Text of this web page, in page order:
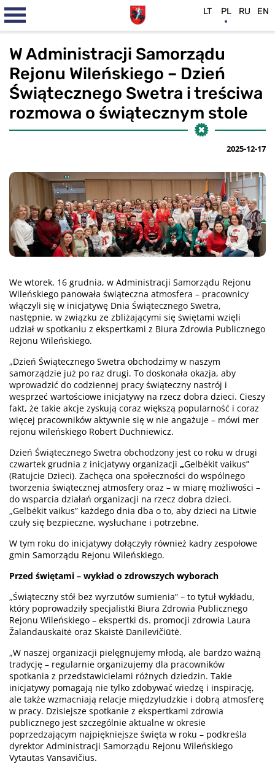
W Administracji Samorządu
Rejonu Wileńskiego – Dzień
Świątecznego Swetra i treściwa
rozmowa o świątecznym stole
2025-12-17
We wtorek, 16 grudnia, w Administracji Samorządu Rejonu
Wileńskiego panowała świąteczna atmosfera – pracownicy
włączyli się w inicjatywę Dnia Świątecznego Swetra,
następnie, w związku ze zbliżającymi się świętami wzięli
udział w spotkaniu z ekspertkami z Biura Zdrowia Publicznego
Rejonu Wileńskiego.
„Dzień Świątecznego Swetra obchodzimy w naszym
samorządzie już po raz drugi. To doskonała okazja, aby
wprowadzić do codziennej pracy świąteczny nastrój i
wesprzeć wartościowe inicjatywy na rzecz dobra dzieci. Cieszy
fakt, że takie akcje zyskują coraz większą popularność i coraz
więcej pracowników aktywnie się w nie angażuje – mówi mer
rejonu wileńskiego Robert Duchniewicz.
Dzień Świątecznego Swetra obchodzony jest co roku w drugi
czwartek grudnia z inicjatywy organizacji „Gelbėkit vaikus”
(Ratujcie Dzieci). Zachęca ona społeczności do wspólnego
tworzenia świątecznej atmosfery oraz – w miarę możliwości –
do wsparcia działań organizacji na rzecz dobra dzieci.
„Gelbėkit vaikus” każdego dnia dba o to, aby dzieci na Litwie
czuły się bezpieczne, wysłuchane i potrzebne.
W tym roku do inicjatywy dołączyły również kadry zespołowe
gmin Samorządu Rejonu Wileńskiego.
Przed świętami – wykład o zdrowszych wyborach
„Świąteczny stół bez wyrzutów sumienia” – to tytuł wykładu,
który poprowadziły specjalistki Biura Zdrowia Publicznego
Rejonu Wileńskiego – ekspertki ds. promocji zdrowia Laura
Žalandauskaitė oraz Skaistė Danilevičiūtė.
„W naszej organizacji pielęgnujemy młodą, ale bardzo ważną
tradycję – regularnie organizujemy dla pracowników
spotkania z przedstawicielami różnych dziedzin. Takie
inicjatywy pomagają nie tylko zdobywać wiedzę i inspirację,
ale także wzmacniają relacje międzyludzkie i dobrą atmosferę
w pracy. Dzisiejsze spotkanie z ekspertkami zdrowia
publicznego jest szczególnie aktualne w okresie
poprzedzającym najpiękniejsze święta w roku – podkreśla
dyrektor Administracji Samorządu Rejonu Wileńskiego
Vytautas Vansavičius.
LT PL RU EN